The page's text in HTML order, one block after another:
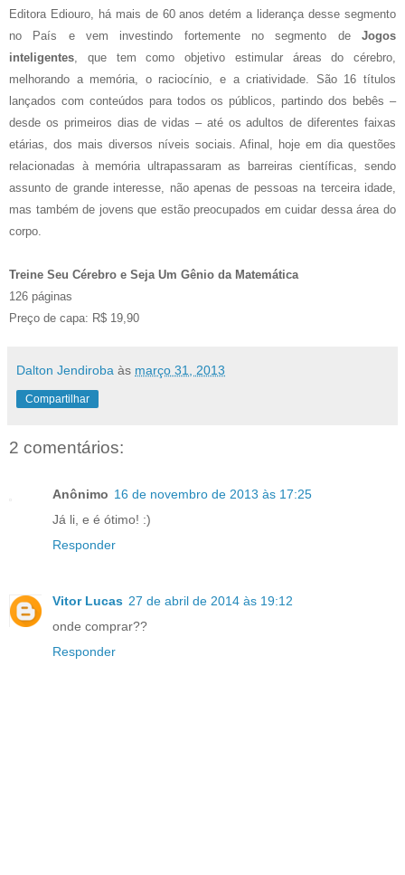
Editora Ediouro, há mais de 60 anos detém a liderança desse segmento
no País e vem investindo fortemente no segmento de Jogos
inteligentes , que tem como objetivo estimular áreas do cérebro,
melhorando a memória, o raciocínio, e a criatividade. São 16 títulos
lançados com conteúdos para todos os públicos, partindo dos bebês –
desde os primeiros dias de vidas – até os adultos de diferentes faixas
etárias, dos mais diversos níveis sociais. Afinal, hoje em dia questões
relacionadas à memória ultrapassaram as barreiras científicas, sendo
assunto de grande interesse, não apenas de pessoas na terceira idade,
mas também de jovens que estão preocupados em cuidar dessa área do
corpo.
Treine Seu Cérebro e Seja Um Gênio da Matemática
126 páginas
Preço de capa: R$ 19,90
Dalton Jendiroba às março 31, 2013
Compartilhar
2 comentários:
Anônimo 16 de novembro de 2013 às 17:25
Já li, e é ótimo! :)
Responder
Vitor Lucas 27 de abril de 2014 às 19:12
onde comprar??
Responder